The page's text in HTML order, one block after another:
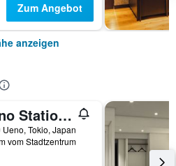
Zum Angebot
anzeigen
Ueno Station Hostel Oriental 1 Male Only
Ueno, Tokio, Japan
vom Stadtzentrum